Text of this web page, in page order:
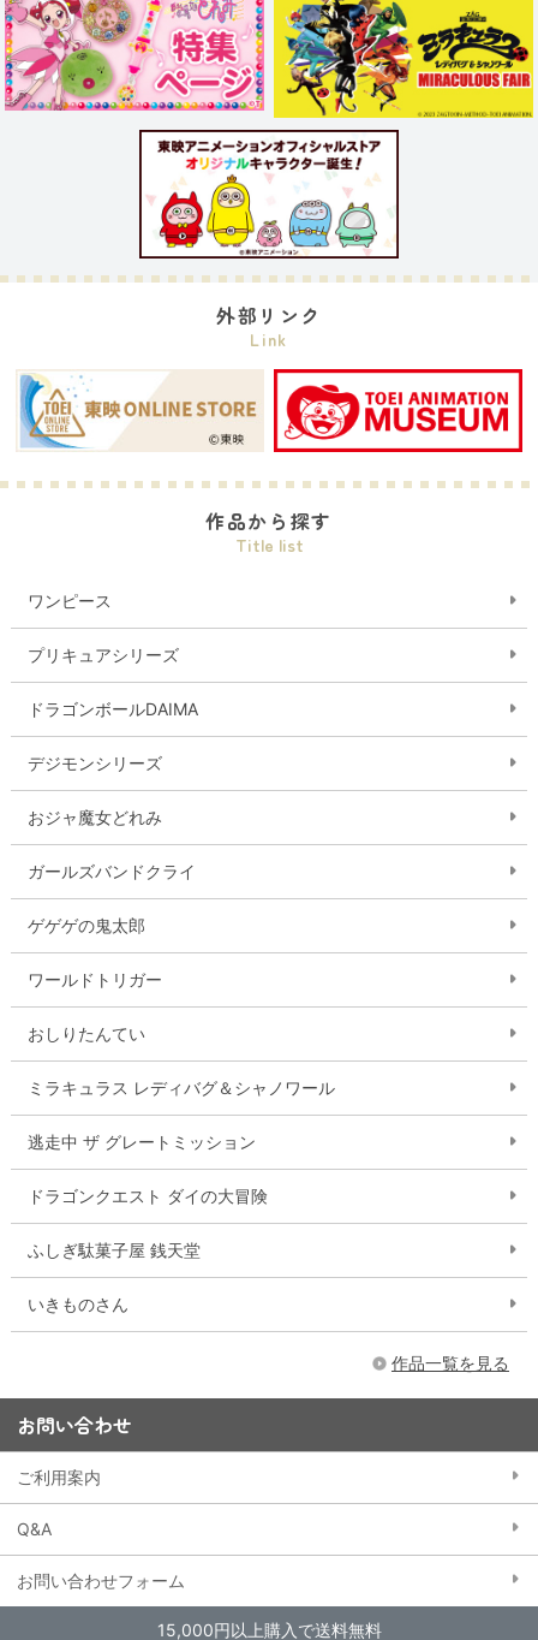
外部リンク
Link
作品から探す
Title list
ワンピース
プリキュアシリーズ
ドラゴンボールDAIMA
デジモンシリーズ
おジャ魔女どれみ
ガールズバンドクライ
ゲゲゲの鬼太郎
ワールドトリガー
おしりたんてい
ミラキュラス レディバグ＆シャノワール
逃走中 ザ グレートミッション
ドラゴンクエスト ダイの大冒険
ふしぎ駄菓子屋 銭天堂
いきものさん
作品一覧を見る
お問い合わせ
ご利用案内
Q&A
お問い合わせフォーム
15,000円以上購入で送料無料